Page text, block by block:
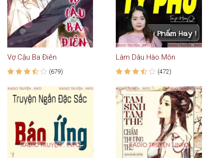
Vợ Cậu Ba Điên
(679)
Làm Dâu Hào Môn
(472)